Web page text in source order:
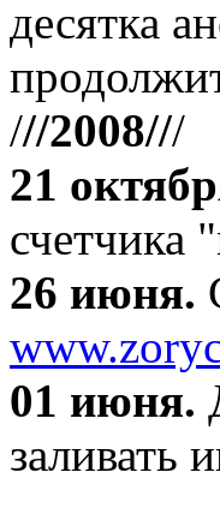
десятка
///2008///
21
счетчика
26 июня.
01 июня.
заливать